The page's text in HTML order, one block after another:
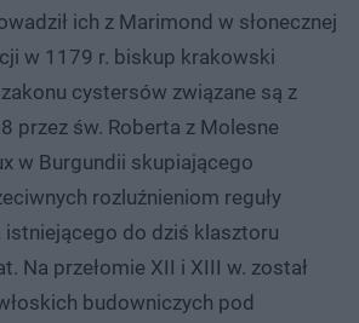
ich z Marimond w słonecznej
w 1179 r. biskup krakowski
cystersów związane są z
przez św. Roberta z Molesne
w Burgundii skupiającego
rozluźnieniom reguły
istniejącego do dziś klasztoru
Na przełomie XII i XIII w. został
budowniczych pod